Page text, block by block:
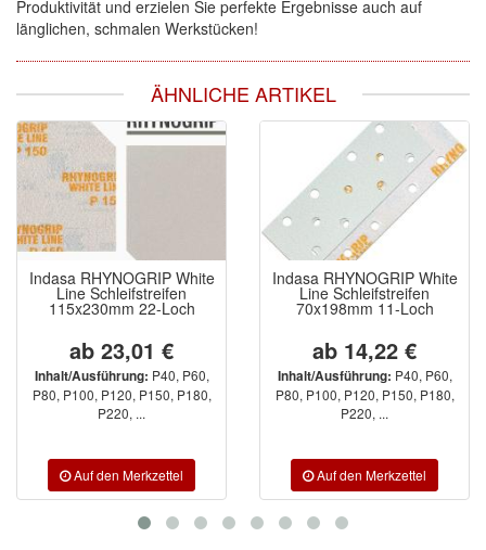
Produktivität und erzielen Sie perfekte Ergebnisse auch auf
länglichen, schmalen Werkstücken!
ÄHNLICHE ARTIKEL
Indasa RHYNOGRIP White
Line Schleifstreifen
115x230mm 22-Loch
ab 23,01 €
Inhalt/Ausführung: P40, P60,
P80, P100, P120, P150, P180,
P220, ...
Indasa RHYNOGRIP White
Line Schleifstreifen
70x198mm 11-Loch
ab 14,22 €
Inhalt/Ausführung: P40, P60,
P80, P100, P120, P150, P180,
P220, ...